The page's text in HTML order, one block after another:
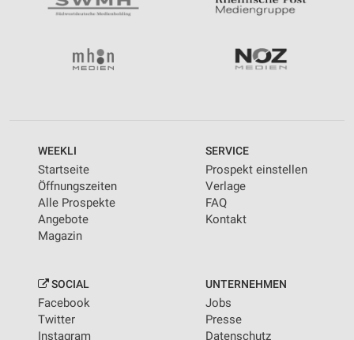
WEEKLI
Startseite
Öffnungszeiten
Alle Prospekte
Angebote
Magazin
SERVICE
Prospekt einstellen
Verlage
FAQ
Kontakt
SOCIAL
Facebook
Twitter
Instagram
UNTERNEHMEN
Jobs
Presse
Datenschutz